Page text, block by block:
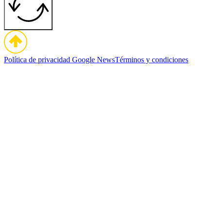
Política de privacidad Google NewsTérminos y condiciones